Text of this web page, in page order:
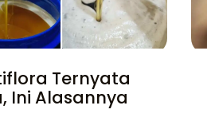
Ternyata
Ini Alasannya